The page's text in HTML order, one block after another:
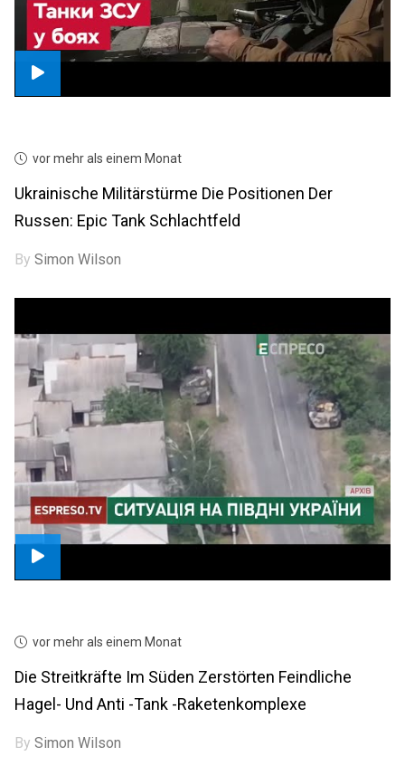
vor mehr als einem Monat
Ukrainische Militärstürme Die Positionen Der
Russen: Epic Tank Schlachtfeld
BySimon Wilson
vor mehr als einem Monat
Die Streitkräfte Im Süden Zerstörten Feindliche
Hagel- Und Anti -Tank -Raketenkomplexe
BySimon Wilson